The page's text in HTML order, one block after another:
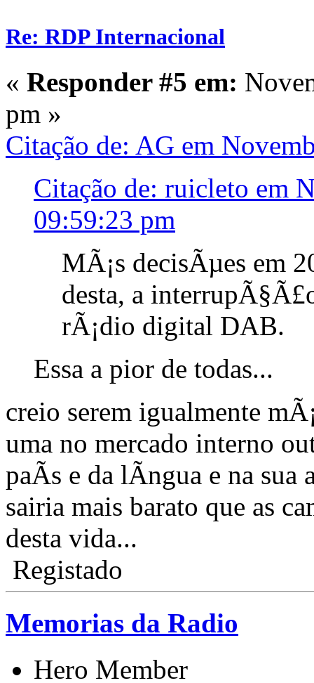
Re: RDP Internacional
« Responder #5 em:
pm »
Citação de: AG em
Citação de: ruicleto em
09:59:23 pm
MÃ¡s decisÃµes em
desta, a
rÃ¡dio digital DAB.
Essa a pior de todas...
creio serem igualmente
uma no mercado interno
paÃ­s e da lÃ­ngua e na
sairia mais barato que as
desta vida...
Registado
Memorias da Radio
Hero Member